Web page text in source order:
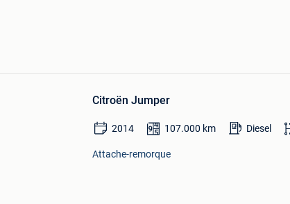
Citroën Jumper
2014 107.000 km Diesel
Attache-remorque